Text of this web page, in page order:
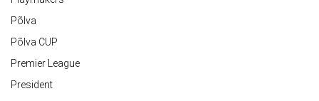
Põlva
Põlva CUP
Premier League
President